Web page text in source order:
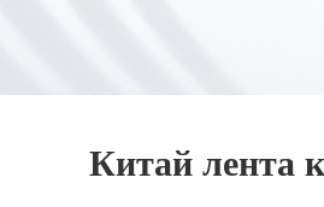
Китай лента